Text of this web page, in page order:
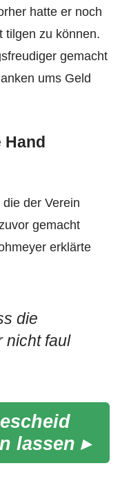
hatte er noch
tilgen zu können.
gemacht
ums Geld
Hand
der Verein
gemacht
erklärte
die
nicht faul
lassen ▸